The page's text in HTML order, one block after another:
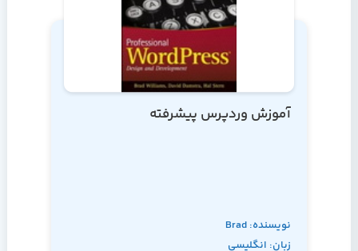
آموزش وردپرس پیشرفته
نویسنده: Brad
زبان: انگلیسی